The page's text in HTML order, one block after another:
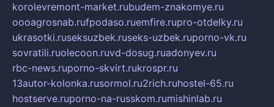
korolevremont-market.rubudem-znakomye.ru
oooagrosnab.rufpodaso.ruemfire.rupro-otdelky.ru
ukrasotki.ruseksuzbek.ruseks-uzbek.ruporno-vk.ru
sovratili.ruolecoon.ruvd-dosug.ruadonyev.ru
rbc-news.ruporno-skvirt.rukrospr.ru
13autor-kolonka.rusormol.ru2rich.ruhostel-65.ru
hostserve.ruporno-na-russkom.rumishinlab.ru